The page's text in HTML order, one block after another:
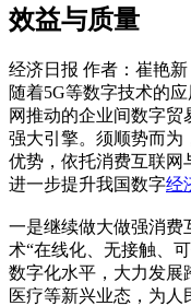
效益与质量
经济日报 作者：崔艳新
随着5G等数字技术的
网推动的企业间数字
强大引擎。须顺势而为
优势，依托消费互联网
进一步提升我国数字经
一是继续做大做强消费
术“在线化、无接触、
数字化水平，大力发展
医疗等新兴业态，为